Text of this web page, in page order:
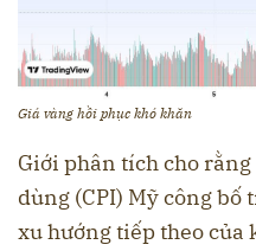
Giá vàng hồi phục khó khăn
Giới phân tích cho
dùng (CPI) Mỹ công
xu hướng tiếp theo của